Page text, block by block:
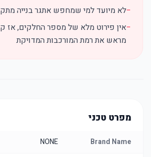
−לא מיועד למי שמחפש אתגר בנייה
−אין פירוט מלא של מספר החלקים, אז
מראש את רמת המורכבות המדויקת
מפרט טכני
Brand Name
NONE